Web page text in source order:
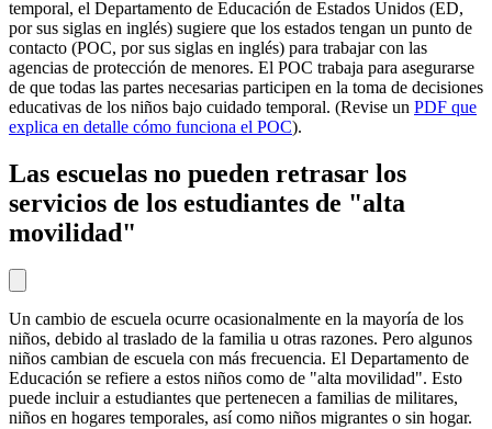
temporal, el Departamento de Educación de Estados Unidos (ED,
por sus siglas en inglés) sugiere que los estados tengan un punto de
contacto (POC, por sus siglas en inglés) para trabajar con las
agencias de protección de menores. El POC trabaja para asegurarse
de que todas las partes necesarias participen en la toma de decisiones
educativas de los niños bajo cuidado temporal. (Revise un PDF que
explica en detalle cómo funciona el POC).
Las escuelas no pueden retrasar los
servicios de los estudiantes de "alta
movilidad"
Un cambio de escuela ocurre ocasionalmente en la mayoría de los
niños, debido al traslado de la familia u otras razones. Pero algunos
niños cambian de escuela con más frecuencia. El Departamento de
Educación se refiere a estos niños como de "alta movilidad". Esto
puede incluir a estudiantes que pertenecen a familias de militares,
niños en hogares temporales, así como niños migrantes o sin hogar.